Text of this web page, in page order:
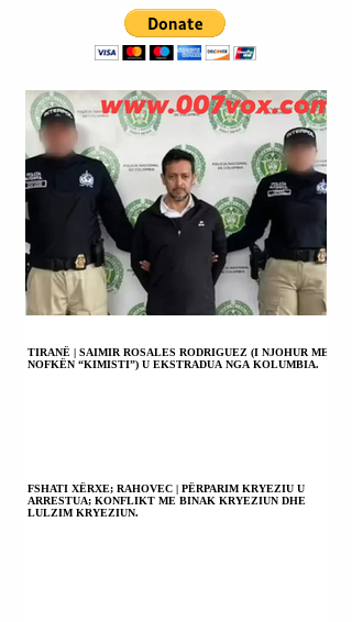
TIRANË | SAIMIR ROSALES RODRIGUEZ (I NJOHUR ME
NOFKËN “KIMISTI”) U EKSTRADUA NGA KOLUMBIA.
FSHATI XËRXE; RAHOVEC | PËRPARIM KRYEZIU U
ARRESTUA; KONFLIKT ME BINAK KRYEZIUN DHE
LULZIM KRYEZIUN.